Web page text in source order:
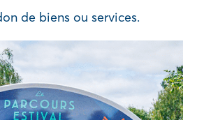
de biens ou services.